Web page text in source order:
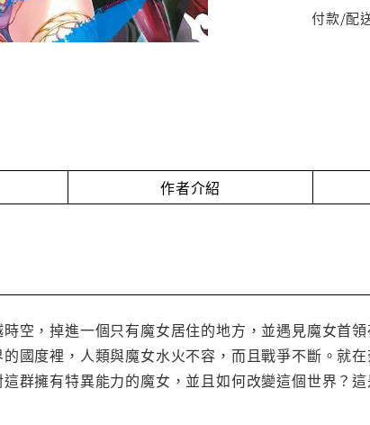
付款/配
作者介紹
空，掉進一個只有魔女居住的地方，並遇見魔女首
國度裡，人類與魔女水火不容，而且戰爭不斷。就
群擁有特異能力的魔女，並且如何改變這個世界？